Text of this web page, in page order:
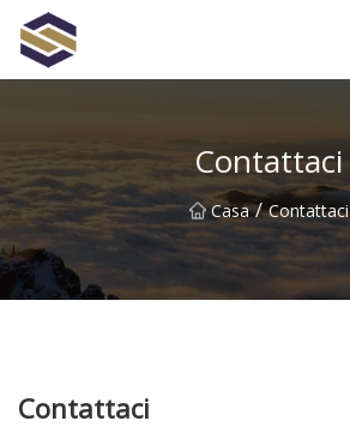
Contattaci
Casa / Contattaci
Contattaci